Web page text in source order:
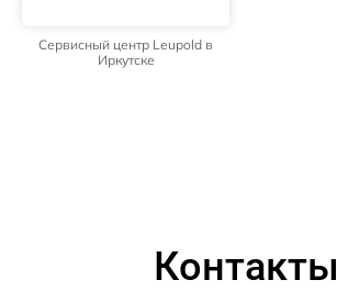
Сервисный центр Leupold в
Иркутске
Контакты